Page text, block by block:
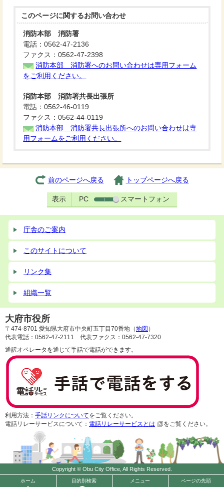
このページに関するお問い合わせ
消防本部 消防署
電話：0562-47-2136
ファクス：0562-47-2398
消防本部 消防署へのお問い合わせは専用フォーム
をご利用ください。
消防本部 消防署共長出張所
電話：0562-46-0119
ファクス：0562-44-0119
消防本部 消防署共長出張所へのお問い合わせは専
用フォームをご利用ください。
前のページへ戻る トップページへ戻る
表示 PC スマートフォン
ホーム 目的別検索 メニュー ページの先頭
庁舎のご案内
このサイトについて
リンク集
組織一覧
大府市役所
〒474-8701 愛知県大府市中央町五丁目70番地（地図 ）
代表電話：0562-47-2111 代表ファクス：0562-47-7320
通訳オペレータを通じて手話で電話ができます。
利用方法： 手話リンクについてをご覧ください。
電話リレーサービスについて： 電話リレーサービスとは をご覧ください。
Copyright © Obu City Office, All Rights Reserved.